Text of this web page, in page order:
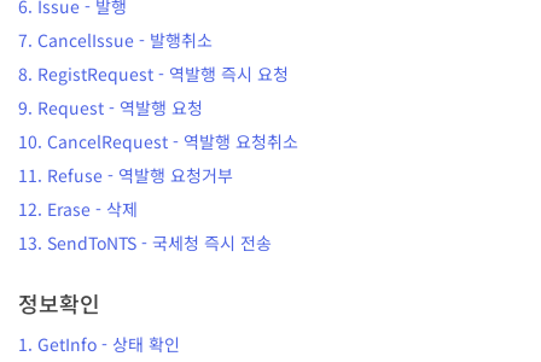
6. Issue - 발행
7. CancelIssue - 발행취소
8. RegistRequest - 역발행 즉시 요청
9. Request - 역발행 요청
10. CancelRequest - 역발행 요청취소
11. Refuse - 역발행 요청거부
12. Erase - 삭제
13. SendToNTS - 국세청 즉시 전송
정보확인
1. GetInfo - 상태 확인